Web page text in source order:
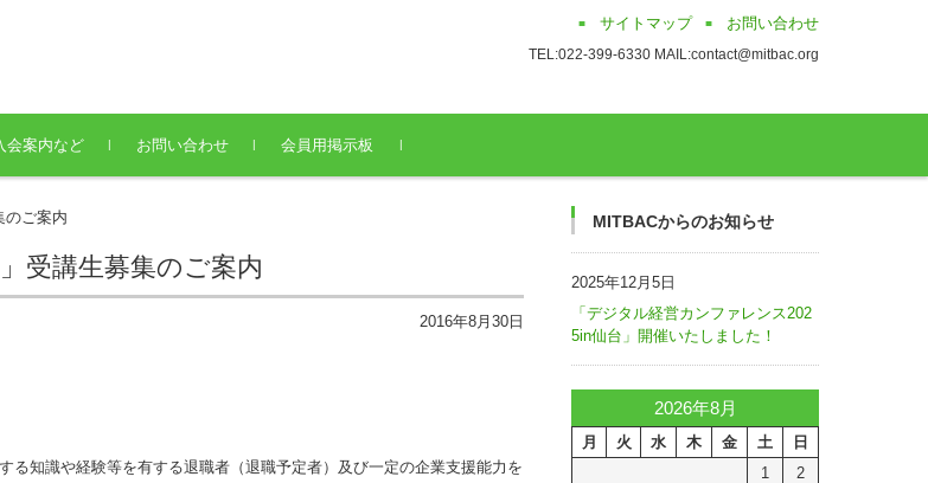
サイトマップ お問い合わせ
TEL:022-399-6330 MAIL:contact@mitbac.org
会案内など お問い合わせ 会員用掲示板
のご案内
受講生募集のご案内
2016年8月30日
知識や経験等を有する退職者（退職予定者）及び一定の企業支援能力を
MITBACからのお知らせ
2025年12月5日
「デジタル経営カンファレンス202
5in仙台」開催いたしました！
2026年8月
月 火 水 木 金 土
日
1
2